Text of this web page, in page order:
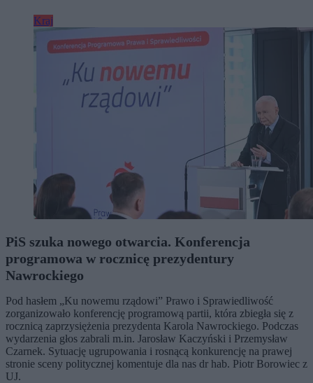
Kraj
PiS szuka nowego otwarcia. Konferencja
programowa w rocznicę prezydentury
Nawrockiego
Pod hasłem „Ku nowemu rządowi” Prawo i Sprawiedliwość
zorganizowało konferencję programową partii, która zbiegła się z
rocznicą zaprzysiężenia prezydenta Karola Nawrockiego. Podczas
wydarzenia głos zabrali m.in. Jarosław Kaczyński i Przemysław
Czarnek. Sytuację ugrupowania i rosnącą konkurencję na prawej
stronie sceny politycznej komentuje dla nas dr hab. Piotr Borowiec z
UJ.